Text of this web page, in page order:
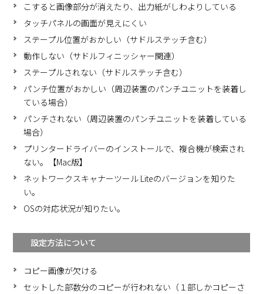
こすると画像部分が消えたり、出力紙がしわよりしている
タッチパネルの画面が見えにくい
ステープル位置がおかしい（サドルステッチ含む）
動作しない（サドルフィニッシャー関連）
ステープルされない（サドルステッチ含む）
パンチ位置がおかしい（周辺装置のパンチユニットを装着し
ている場合）
パンチされない（周辺装置のパンチユニットを装着している
場合）
プリンタードライバーのインストールで、複合機が検索され
ない。【Mac版】
ネットワークスキャナーツール Liteのバージョンを知りた
い。
OSの対応状況が知りたい。
設定方法について
コピー画像が欠ける
セットした部数分のコピーが行われない（１部しかコピーさ